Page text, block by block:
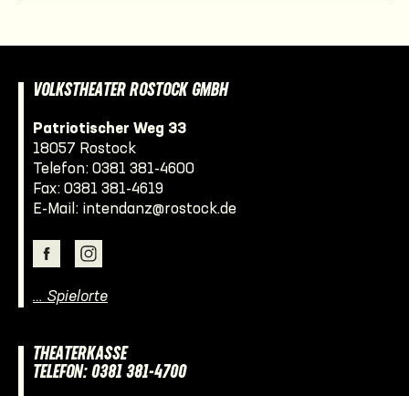
VOLKSTHEATER ROSTOCK GMBH
Patriotischer Weg 33
18057 Rostock
Telefon: 0381 381-4600
Fax: 0381 381-4619
E-Mail: intendanz@rostock.de
… Spielorte
THEATERKASSE
TELEFON: 0381 381-4700